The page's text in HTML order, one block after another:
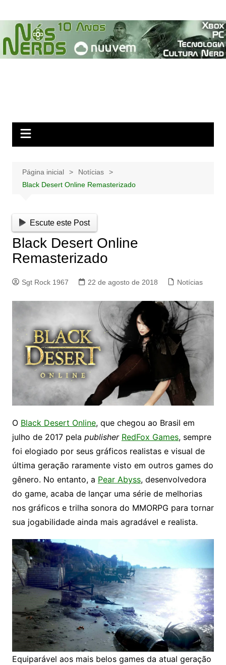
para
conteúdo
Página inicial
Notícias
Black Desert Online Remasterizado
Escute este Post
Black Desert Online
Remasterizado
Sgt Rock 1967 22 de agosto de 2018 Notícias
O Black Desert Online, que chegou ao Brasil em
julho de 2017 pela publisher RedFox Games, sempre
foi elogiado por seus gráficos realistas e visual de
última geração raramente visto em outros games do
gênero. No entanto, a Pear Abyss, desenvolvedora
do game, acaba de lançar uma série de melhorias
nos gráficos e trilha sonora do MMORPG para tornar
sua jogabilidade ainda mais agradável e realista.
Equiparável aos mais belos games da atual geração